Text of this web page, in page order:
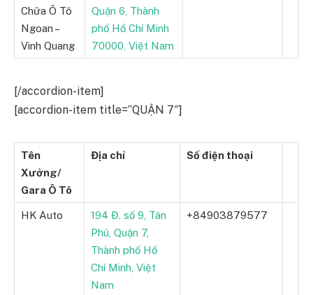
Chữa Ô Tô
Ngoan –
Vinh Quang
Quận 6, Thành
phố Hồ Chí Minh
70000, Việt Nam
[/accordion-item]
[accordion-item title=”QUẬN 7″]
Tên
Xưởng/
Gara Ô Tô
Địa chỉ Số điện thoại
HK Auto
194 Đ. số 9, Tân
Phú, Quận 7,
Thành phố Hồ
Chí Minh, Việt
Nam
+84903879577